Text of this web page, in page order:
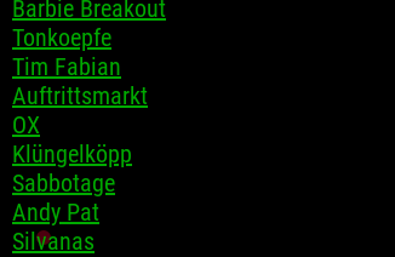
Barbie Breakout
Tonkoepfe
Tim Fabian
Auftrittsmarkt
OX
Klüngelköpp
Sabbotage
Andy Pat
Silvanas